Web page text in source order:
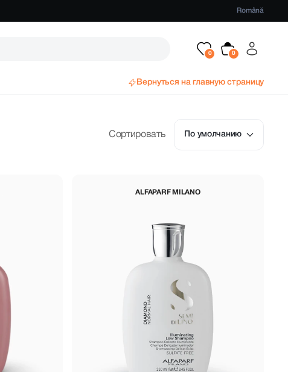
Română
Вернуться на главную страницу
Сортировать По умолчанию
ALFAPARF MILANO